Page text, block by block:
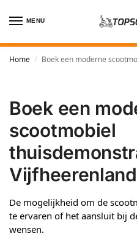
MENU
Home / Boek een moderne
Boek een
scootmobiel
De mogelijkheid om de
te ervaren of het aansluit bij
wensen.